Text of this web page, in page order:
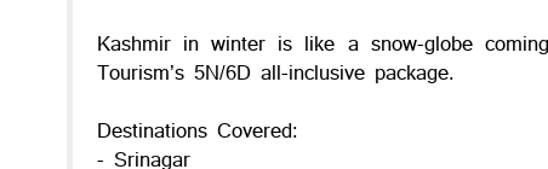
Kashmir in winter is like a snow-globe
Tourism’s 5N/6D all-inclusive package.
Destinations Covered:
- Srinagar